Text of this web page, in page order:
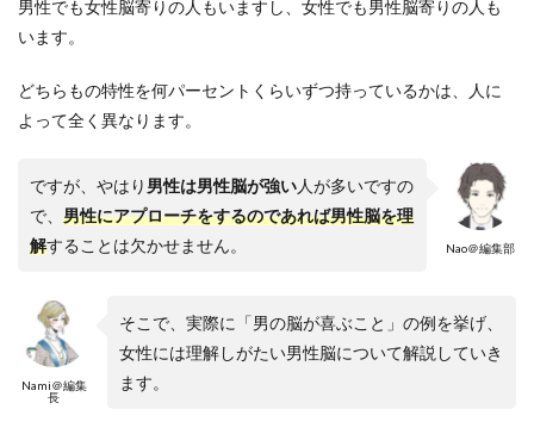
男性でも女性脳寄りの人もいますし、女性でも男性脳寄りの人も
います。
どちらもの特性を何パーセントくらいずつ持っているかは、人に
よって全く異なります。
Nao＠編集部
ですが、やはり 男性は男性脳が強い人が多いですの
で、 男性にアプローチをするのであれば男性脳を理
解することは欠かせません。
Nami＠編集
長
そこで、実際に「男の脳が喜ぶこと」の例を挙げ、
女性には理解しがたい男性脳について解説していき
ます。